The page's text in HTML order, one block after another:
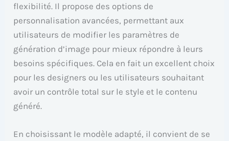
flexibilité. Il propose des options de
personnalisation avancées, permettant aux
utilisateurs de modifier les paramètres de
génération d’image pour mieux répondre à leurs
besoins spécifiques. Cela en fait un excellent choix
pour les designers ou les utilisateurs souhaitant
avoir un contrôle total sur le style et le contenu
généré.
En choisissant le modèle adapté, il convient de se